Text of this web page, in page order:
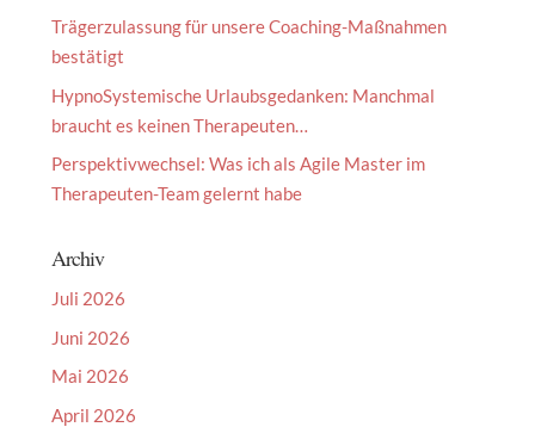
Trägerzulassung für unsere Coaching-Maßnahmen
bestätigt
HypnoSystemische Urlaubsgedanken: Manchmal
braucht es keinen Therapeuten…
Perspektivwechsel: Was ich als Agile Master im
Therapeuten-Team gelernt habe
Archiv
Juli 2026
Juni 2026
Mai 2026
April 2026